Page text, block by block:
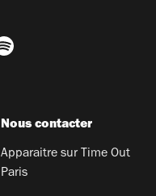
Nous contacter
Apparaitre sur Time Out
Paris